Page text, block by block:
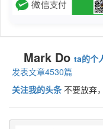
Mark Do ta的个
发表文章4530篇
关注我的头条 不要放弃